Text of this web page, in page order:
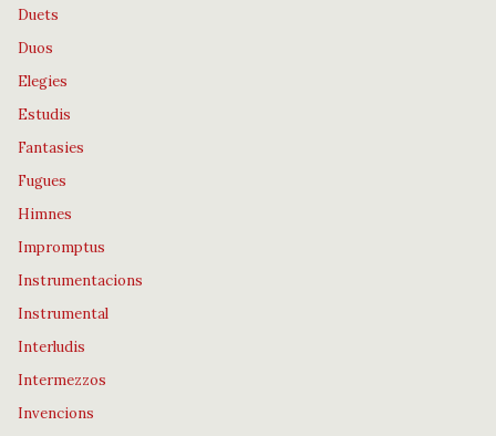
Duets
Duos
Elegies
Estudis
Fantasies
Fugues
Himnes
Impromptus
Instrumentacions
Instrumental
Interludis
Intermezzos
Invencions